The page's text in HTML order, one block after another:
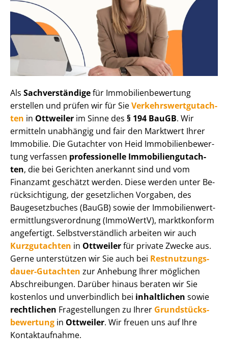
Als Sachverständigefür Im­mo­bi­li­en­be­wer­tung
erstellen und prüfen wir für SieVer­kehrs­wert­gut­ach­
ten in Ottweiler im Sinne des § 194 BauGB. Wir
ermitteln unabhängig und fair den Marktwert Ihrer
Immobilie. Die Gutachter von Heid Im­mo­bi­li­en­be­wer­
tung verfassen professionelle Im­mo­bi­li­en­gut­ach­
ten, die bei Gerichten anerkannt sind und vom
Finanzamt geschätzt werden. Diese werden unter Be­
rück­sich­ti­gung, der gesetzlichen Vorgaben, des
Baugesetzbuches (BauGB) sowie der Im­mo­bi­li­en­wert­
ermitt­lungs­ver­ord­nung (ImmoWertV), marktkonform
angefertigt. Selbst­ver­ständ­lich arbeiten wir auch
Kurzgutachten in Ottweilerfür private Zwecke aus.
Gerne unterstützen wir Sie auch bei Rest­nut­zungs­
dau­er-Gutachten zur Anhebung Ihrer möglichen
Abschreibungen. Darüber hinaus beraten wir Sie
kostenlos und unverbindlich bei inhaltlichen sowie
rechtlichen Fragestellungen zu Ihrer Grund­stücks­
be­wer­tung in Ottweiler. Wir freuen uns auf Ihre
Kontaktaufnahme.